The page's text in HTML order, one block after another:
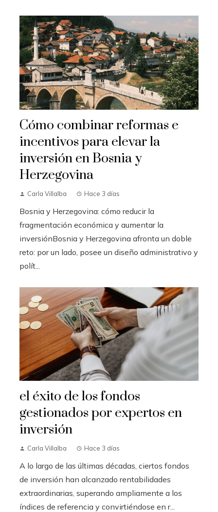
Cómo combinar reformas e
incentivos para elevar la
inversión en Bosnia y
Herzegovina
Carla Villalba Hace 3 días
Bosnia y Herzegovina: cómo reducir la
fragmentación económica y aumentar la
inversiónBosnia y Herzegovina afronta un doble
reto: por un lado, posee un diseño administrativo y
polít...
el éxito de los fondos
gestionados por expertos en
inversión
Carla Villalba Hace 3 días
A lo largo de las últimas décadas, ciertos fondos
de inversión han alcanzado rentabilidades
extraordinarias, superando ampliamente a los
índices de referencia y convirtiéndose en r...